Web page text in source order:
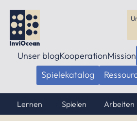
Unser blogKooperationMission
Spielekatalog
Lernen Spielen Arbeiten